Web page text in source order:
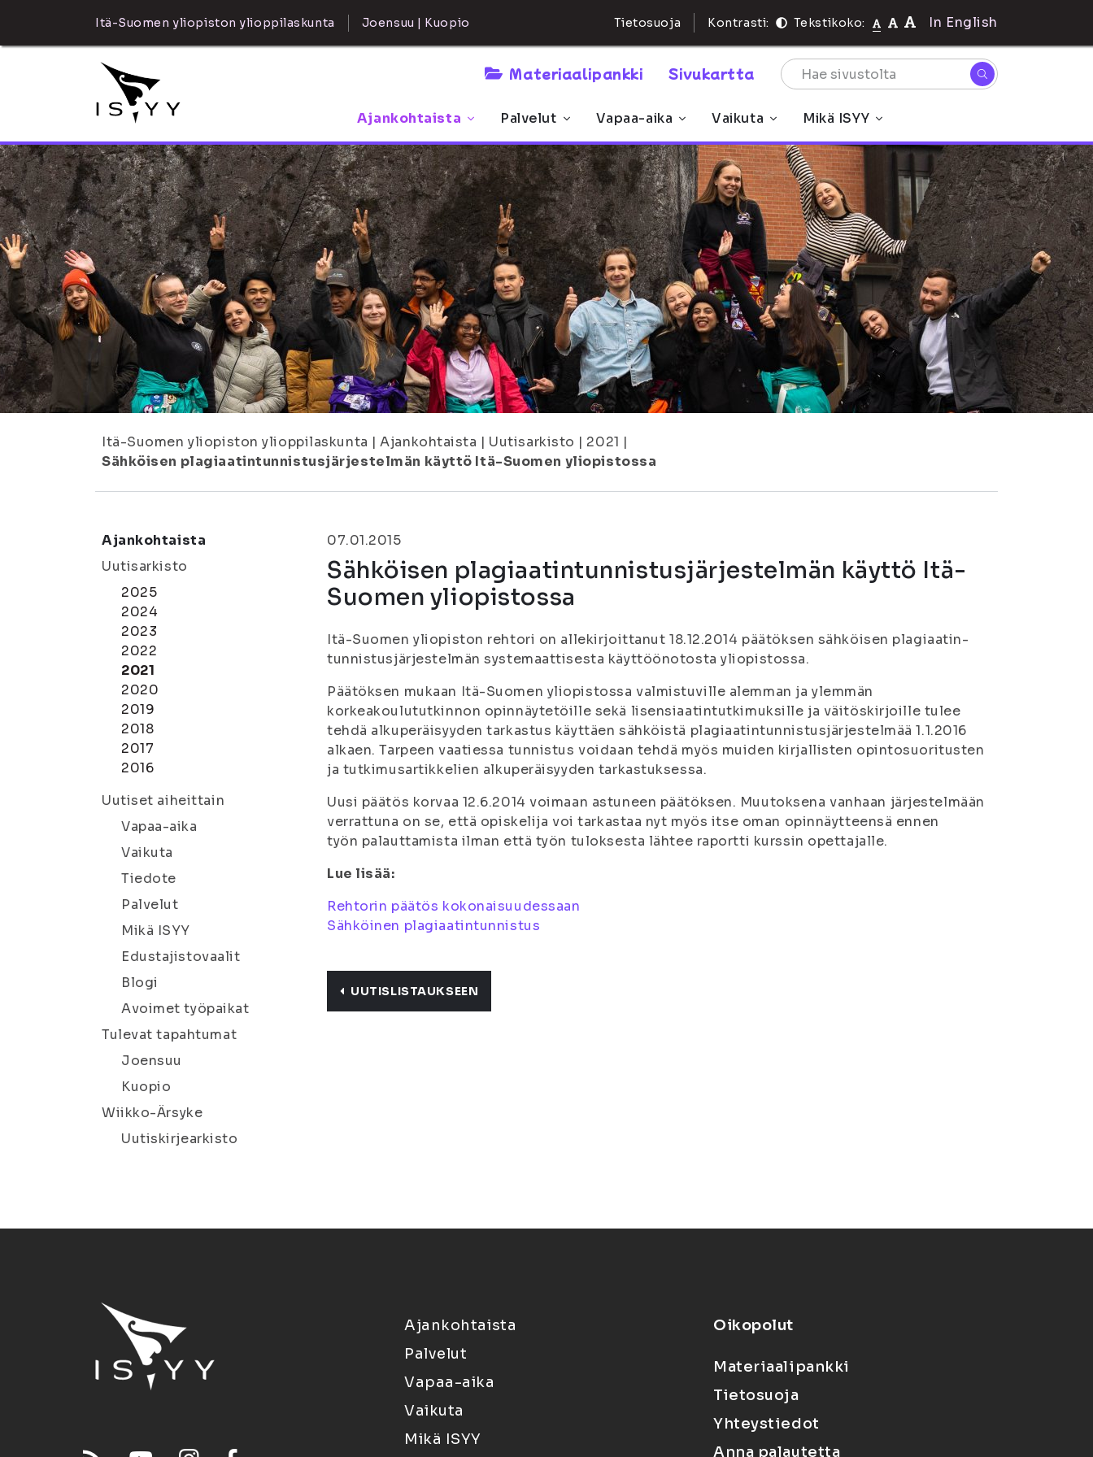
Itä-Suomen yliopiston ylioppilaskunta Joensuu | Kuopio Tietosuoja Kontrasti: Tekstikoko: In English
Materiaalipankki Sivukartta
Ajankohtaista Palvelut Vapaa-aika Vaikuta Mikä ISYY
Itä-Suomen yliopiston ylioppilaskunta | Ajankohtaista | Uutisarkisto | 2021 |
Sähköisen plagiaatintunnistusjärjestelmän käyttö Itä-Suomen yliopistossa
Ajankohtaista
Uutisarkisto
2025
2024
2023
2022
2021
2020
2019
2018
2017
2016
Uutiset aiheittain
Vapaa-aika
Vaikuta
Tiedote
Palvelut
Mikä ISYY
Edustajistovaalit
Blogi
Avoimet työpaikat
Tulevat tapahtumat
Joensuu
Kuopio
Wiikko-Ärsyke
Uutiskirjearkisto
07.01.2015
Sähköisen plagiaatintunnistusjärjestelmän käyttö Itä-
Suomen yliopistossa
Itä-Suomen yliopiston rehtori on allekirjoittanut 18.12.2014 päätöksen sähköisen plagiaatin-
tunnistusjärjestelmän systemaattisesta käyttöönotosta yliopistossa.
Päätöksen mukaan Itä-Suomen yliopistossa valmistuville alemman ja ylemmän
korkeakoulututkinnon opinnäytetöille sekä lisensiaatintutkimuksille ja väitöskirjoille tulee
tehdä alkuperäisyyden tarkastus käyttäen sähköistä plagiaatintunnistusjärjestelmää 1.1.2016
alkaen. Tarpeen vaatiessa tunnistus voidaan tehdä myös muiden kirjallisten opintosuoritusten
ja tutkimusartikkelien alkuperäisyyden tarkastuksessa.
Uusi päätös korvaa 12.6.2014 voimaan astuneen päätöksen. Muutoksena vanhaan järjestelmään
verrattuna on se, että opiskelija voi tarkastaa nyt myös itse oman opinnäytteensä ennen
työn palauttamista ilman että työn tuloksesta lähtee raportti kurssin opettajalle.
Lue lisää:
Rehtorin päätös kokonaisuudessaan
Sähköinen plagiaatintunnistus
UUTISLISTAUKSEEN
Ajankohtaista
Palvelut
Vapaa-aika
Vaikuta
Mikä ISYY
Oikopolut
Materiaalipankki
Tietosuoja
Yhteystiedot
Anna palautetta